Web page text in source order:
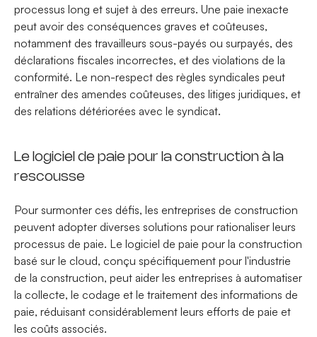
processus long et sujet à des erreurs. Une paie inexacte
peut avoir des conséquences graves et coûteuses,
notamment des travailleurs sous-payés ou surpayés, des
déclarations fiscales incorrectes, et des violations de la
conformité. Le non-respect des règles syndicales peut
entraîner des amendes coûteuses, des litiges juridiques, et
des relations détériorées avec le syndicat.
Le logiciel de paie pour la construction à la
rescousse
Pour surmonter ces défis, les entreprises de construction
peuvent adopter diverses solutions pour rationaliser leurs
processus de paie. Le logiciel de paie pour la construction
basé sur le cloud, conçu spécifiquement pour l'industrie
de la construction, peut aider les entreprises à automatiser
la collecte, le codage et le traitement des informations de
paie, réduisant considérablement leurs efforts de paie et
les coûts associés.